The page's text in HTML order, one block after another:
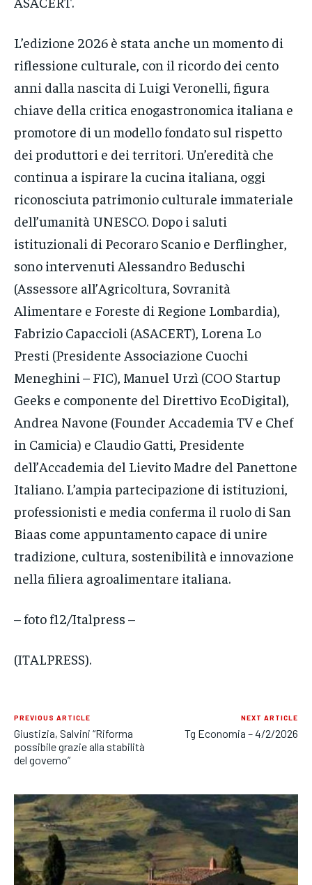
L’edizione 2026 è stata anche un momento di
riflessione culturale, con il ricordo dei cento
anni dalla nascita di Luigi Veronelli, figura
chiave della critica enogastronomica italiana e
promotore di un modello fondato sul rispetto
dei produttori e dei territori. Un’eredità che
continua a ispirare la cucina italiana, oggi
riconosciuta patrimonio culturale immateriale
dell’umanità UNESCO. Dopo i saluti
istituzionali di Pecoraro Scanio e Derflingher,
sono intervenuti Alessandro Beduschi
(Assessore all’Agricoltura, Sovranità
Alimentare e Foreste di Regione Lombardia),
Fabrizio Capaccioli (ASACERT), Lorena Lo
Presti (Presidente Associazione Cuochi
Meneghini – FIC), Manuel Urzì (COO Startup
Geeks e componente del Direttivo EcoDigital),
Andrea Navone (Founder Accademia TV e Chef
in Camicia) e Claudio Gatti, Presidente
dell’Accademia del Lievito Madre del Panettone
Italiano. L’ampia partecipazione di istituzioni,
professionisti e media conferma il ruolo di San
Biaas come appuntamento capace di unire
tradizione, cultura, sostenibilità e innovazione
nella filiera agroalimentare italiana.
– foto f12/Italpress –
(ITALPRESS).
PREVIOUS ARTICLE
Giustizia, Salvini “Riforma
possibile grazie alla stabilità
del governo”
NEXT ARTICLE
Tg Economia – 4/2/2026